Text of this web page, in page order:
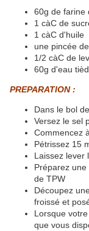
60g de farine
1 càC de
1 càC d'huile
une pincée
1/2 càC de
60g d'eau
PREPARATION :
Dans le bol
Versez le sel
Commencez
Pétrissez 15
Laissez lever
Préparez
de TPW
Découpez
froissé et
Lorsque
que vous